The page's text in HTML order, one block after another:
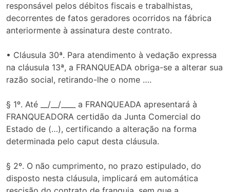
responsável pelos débitos fiscais e trabalhistas,
decorrentes de fatos geradores ocorridos na fábrica
anteriormente à assinatura deste contrato.
• Cláusula 30ª. Para atendimento à vedação expressa
na cláusula 13ª, a FRANQUEADA obriga-se a alterar sua
razão social, retirando-lhe o nome ….
§ 1º. Até __/__/____ a FRANQUEADA apresentará à
FRANQUEADORA certidão da Junta Comercial do
Estado de (…), certificando a alteração na forma
determinada pelo caput desta cláusula.
§ 2º. O não cumprimento, no prazo estipulado, do
disposto nesta cláusula, implicará em automática